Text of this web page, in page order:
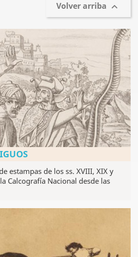
Volver arriba 
estampas de los ss. XVIII, XIX y
Calcografía Nacional desde las